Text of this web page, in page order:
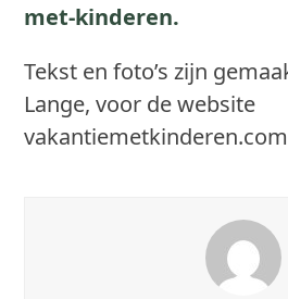
met-kinderen.
Tekst en foto’s zijn
Lange, voor de website
vakantiemetkinderen.com